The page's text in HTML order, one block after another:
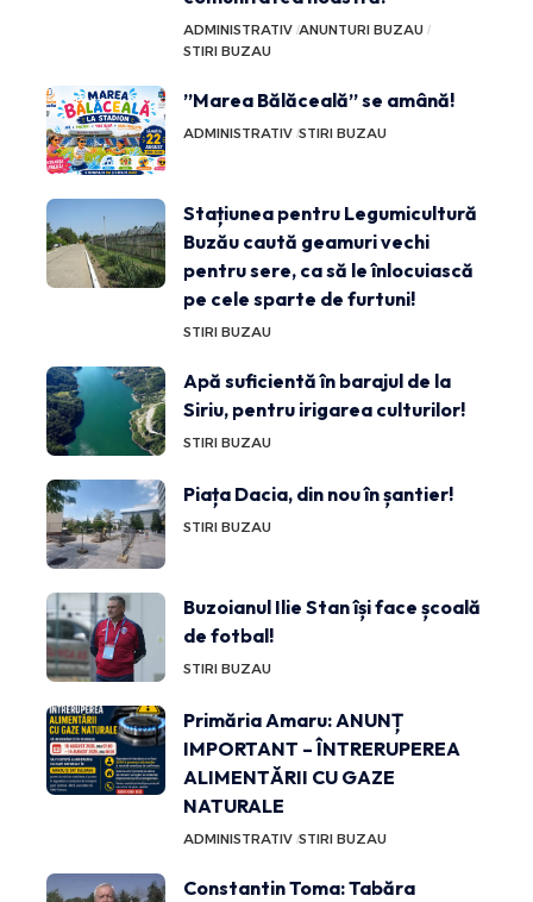
ADMINISTRATIV ANUNTURI BUZAU
STIRI BUZAU
”Marea Bălăceală” se amână!
ADMINISTRATIV STIRI BUZAU
Stațiunea pentru Legumicultură
Buzău caută geamuri vechi
pentru sere, ca să le înlocuiască
pe cele sparte de furtuni!
STIRI BUZAU
Apă suficientă în barajul de la
Siriu, pentru irigarea culturilor!
STIRI BUZAU
Piața Dacia, din nou în șantier!
STIRI BUZAU
Buzoianul Ilie Stan își face școală
de fotbal!
STIRI BUZAU
Primăria Amaru: ANUNȚ
IMPORTANT – ÎNTRERUPEREA
ALIMENTĂRII CU GAZE
NATURALE
ADMINISTRATIV STIRI BUZAU
Constantin Toma: Tabăra